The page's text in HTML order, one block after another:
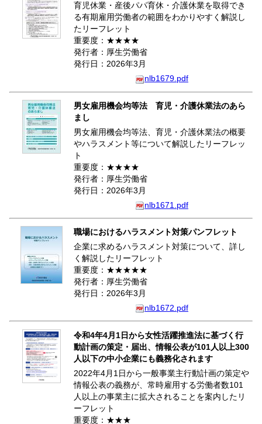
育児休業・産後パパ育休・介護休業を取得でき
る有期雇用労働者の範囲をわかりやすく解説し
たリーフレット
重要度：★★★★
発行者：厚生労働省
発行日：2026年3月
nlb1679.pdf
男女雇用機会均等法 育児・介護休業法のあら
まし
男女雇用機会均等法、育児・介護休業法の概要
やハラスメント等について解説したリーフレッ
ト
重要度：★★★★
発行者：厚生労働省
発行日：2026年3月
nlb1671.pdf
職場におけるハラスメント対策パンフレット
企業に求めるハラスメント対策について、詳し
く解説したリーフレット
重要度：★★★★★
発行者：厚生労働省
発行日：2026年3月
nlb1672.pdf
令和4年4月1日から女性活躍推進法に基づく行
動計画の策定・届出、情報公表が101人以上300
人以下の中小企業にも義務化されます
2022年4月1日から一般事業主行動計画の策定や
情報公表の義務が、常時雇用する労働者数101
人以上の事業主に拡大されることを案内したリ
ーフレット
重要度：★★★